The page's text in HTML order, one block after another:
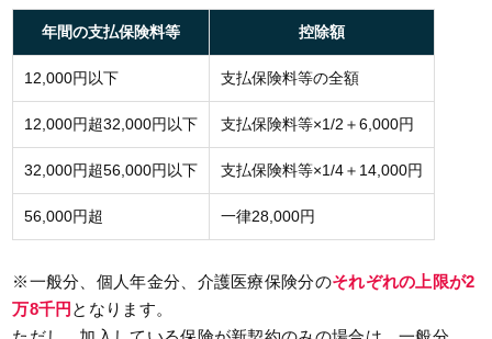
年間の支払保険料等 控除額
12,000円以下 支払保険料等の全額
12,000円超32,000円以下 支払保険料等×1/2＋6,000円
32,000円超56,000円以下 支払保険料等×1/4＋14,000円
56,000円超 一律28,000円
※一般分、個人年金分、介護医療保険分のそれぞれの上限が2
万8千円 となります。